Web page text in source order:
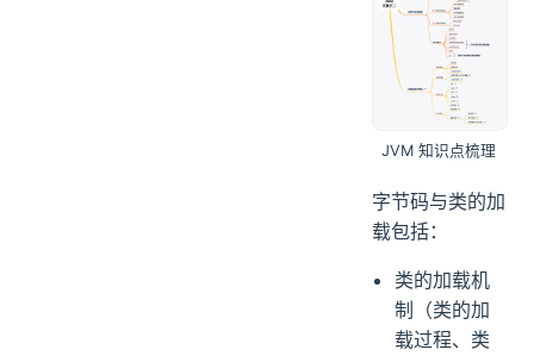
JVM 知识点梳理
字节码与类的加
载包括：
类的加载机
制（类的加
载过程、类